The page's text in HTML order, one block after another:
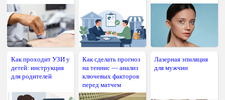
Как проходит УЗИ у
детей: инструкция
для родителей
Как сделать прогноз
на теннис — анализ
ключевых факторов
перед матчем
Лазерная эпиляция
для мужчин